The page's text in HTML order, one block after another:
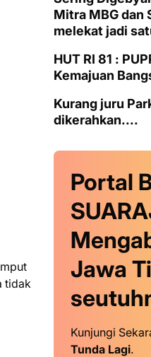
tidak
Mitra MBG dan
melekat jadi
HUT RI 81 :
Kemajuan
Kurang juru Parkir ,
dikerahkan....
Portal
Jawa
Kunjungi
Tunda Lagi.